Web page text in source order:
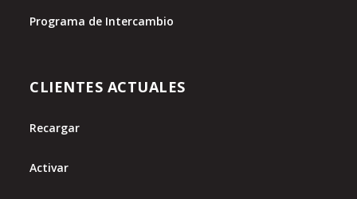
Programa de Intercambio
CLIENTES ACTUALES
Recargar
Activar